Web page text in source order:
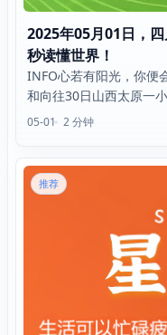
2025年05月01日，
秒读懂世界！
INFO心若有阳光，你便
和向往30日山西太原一
05-01 2 分钟
推荐